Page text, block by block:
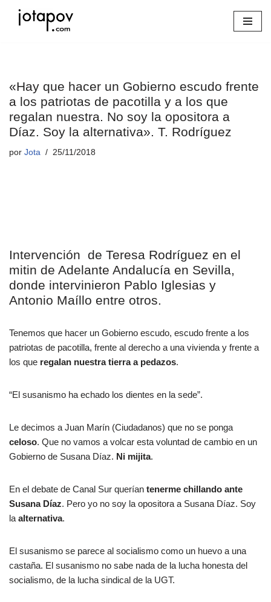
«Hay que hacer un Gobierno escudo frente
a los patriotas de pacotilla y a los que
regalan nuestra. No soy la opositora a
Díaz. Soy la alternativa». T. Rodríguez
por Jota 25/11/2018
Intervención de Teresa Rodríguez en el
mitin de Adelante Andalucía en Sevilla,
donde intervinieron Pablo Iglesias y
Antonio Maíllo entre otros.
Tenemos que hacer un Gobierno escudo, escudo frente a los
patriotas de pacotilla, frente al derecho a una vivienda y frente a
los que regalan nuestra tierra a pedazos.
“El susanismo ha echado los dientes en la sede”.
Le decimos a Juan Marín (Ciudadanos) que no se ponga
celoso. Que no vamos a volcar esta voluntad de cambio en un
Gobierno de Susana Díaz. Ni mijita.
En el debate de Canal Sur querían tenerme chillando ante
Susana Díaz. Pero yo no soy la opositora a Susana Díaz. Soy
la alternativa.
El susanismo se parece al socialismo como un huevo a una
castaña. El susanismo no sabe nada de la lucha honesta del
socialismo, de la lucha sindical de la UGT.